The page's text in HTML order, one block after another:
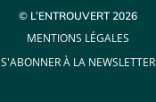
© L’ENTROUVERT 2026
MENTIONS LÉGALES
S'ABONNER À LA NEWSLETTER